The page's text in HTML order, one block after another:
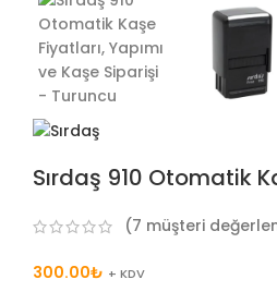
Sırdaş 910 Otomatik
(7 müşteri
300.00₺ + KDV